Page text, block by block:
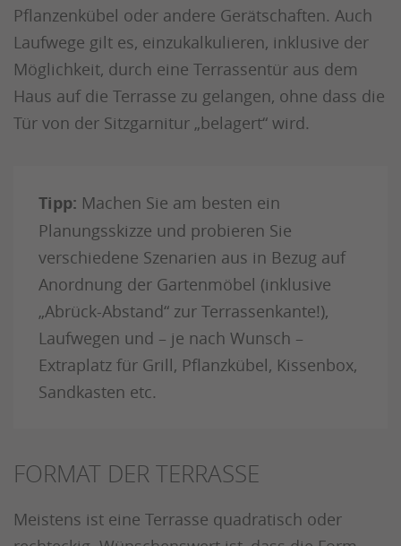
Pflanzenkübel oder andere Gerätschaften. Auch
Laufwege gilt es, einzukalkulieren, inklusive der
Möglichkeit, durch eine Terrassentür aus dem
Haus auf die Terrasse zu gelangen, ohne dass die
Tür von der Sitzgarnitur „belagert“ wird.
Tipp: Machen Sie am besten ein
Planungsskizze und probieren Sie
verschiedene Szenarien aus in Bezug auf
Anordnung der Gartenmöbel (inklusive
„Abrück-Abstand“ zur Terrassenkante!),
Laufwegen und – je nach Wunsch –
Extraplatz für Grill, Pflanzkübel, Kissenbox,
Sandkasten etc.
FORMAT DER TERRASSE
Meistens ist eine Terrasse quadratisch oder